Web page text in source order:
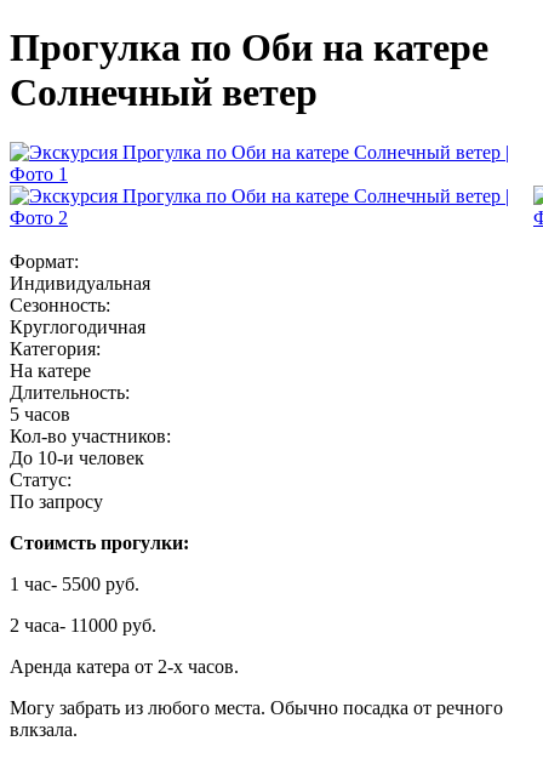
Прогулка по Оби на катере
Солнечный ветер
Формат:
Индивидуальная
Сезонность:
Круглогодичная
Категория:
На катере
Длительность:
5 часов
Кол-во участников:
До 10-и человек
Статус:
По запросу
Стоимсть прогулки:
1 час- 5500 руб.
2 часа- 11000 руб.
Аренда катера от 2-х часов.
Могу забрать из любого места. Обычно посадка от речного
влкзала.